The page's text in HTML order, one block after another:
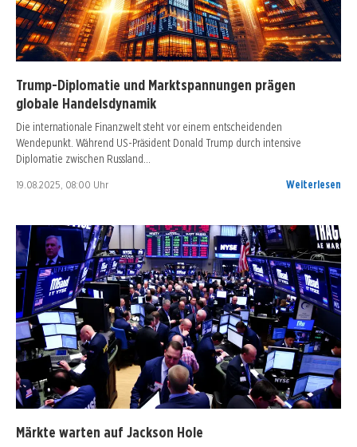
Trump-Diplomatie und Marktspannungen prägen
globale Handelsdynamik
Die internationale Finanzwelt steht vor einem entscheidenden
Wendepunkt. Während US-Präsident Donald Trump durch intensive
Diplomatie zwischen Russland…
19.08.2025, 08:00 Uhr Weiterlesen
Märkte warten auf Jackson Hole